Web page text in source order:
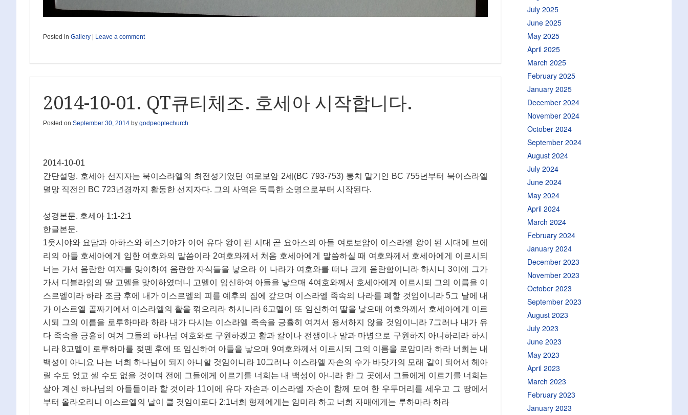
Posted in Gallery | Leave a comment
2014-10-01. QT큐티체조. 호세아 시작합니다.
Posted on September 30, 2014by godpeoplechurch
2014-10-01
간단설명. 호세아 선지자는 북이스라엘의 최전성기였던 여로보암 2세(BC 793-753) 통치 말기인 BC 755년부터 북이스라엘
멸망 직전인 BC 723년경까지 활동한 선지자다. 그의 사역은 독특한 소명으로부터 시작된다.
성경본문. 호세아 1:1-2:1
한글본문.
1웃시야와 요담과 아하스와 히스기야가 이어 유다 왕이 된 시대 곧 요아스의 아들 여로보암이 이스라엘 왕이 된 시대에 브에
리의 아들 호세아에게 임한 여호와의 말씀이라 2여호와께서 처음 호세아에게 말씀하실 때 여호와께서 호세아에게 이르시되
너는 가서 음란한 여자를 맞이하여 음란한 자식들을 낳으라 이 나라가 여호와를 떠나 크게 음란함이니라 하시니 3이에 그가
가서 디블라임의 딸 고멜을 맞이하였더니 고멜이 임신하여 아들을 낳으매 4여호와께서 호세아에게 이르시되 그의 이름을 이
스르엘이라 하라 조금 후에 내가 이스르엘의 피를 예후의 집에 갚으며 이스라엘 족속의 나라를 폐할 것임이니라 5그 날에 내
가 이스르엘 골짜기에서 이스라엘의 활을 꺾으리라 하시니라 6고멜이 또 임신하여 딸을 낳으매 여호와께서 호세아에게 이르
시되 그의 이름을 로루하마라 하라 내가 다시는 이스라엘 족속을 긍휼히 여겨서 용서하지 않을 것임이니라 7그러나 내가 유
다 족속을 긍휼히 여겨 그들의 하나님 여호와로 구원하겠고 활과 칼이나 전쟁이나 말과 마병으로 구원하지 아니하리라 하시
니라 8고멜이 로루하마를 젖뗀 후에 또 임신하여 아들을 낳으매 9여호와께서 이르시되 그의 이름을 로암미라 하라 너희는 내
백성이 아니요 나는 너희 하나님이 되지 아니할 것임이니라 10그러나 이스라엘 자손의 수가 바닷가의 모래 같이 되어서 헤아
릴 수도 없고 셀 수도 없을 것이며 전에 그들에게 이르기를 너희는 내 백성이 아니라 한 그 곳에서 그들에게 이르기를 너희는
살아 계신 하나님의 아들들이라 할 것이라 11이에 유다 자손과 이스라엘 자손이 함께 모여 한 우두머리를 세우고 그 땅에서
부터 올라오리니 이스르엘의 날이 클 것임이로다 2:1너희 형제에게는 암미라 하고 너희 자매에게는 루하마라 하라
July 2025
June 2025
May 2025
April 2025
March 2025
February 2025
January 2025
December 2024
November 2024
October 2024
September 2024
August 2024
July 2024
June 2024
May 2024
April 2024
March 2024
February 2024
January 2024
December 2023
November 2023
October 2023
September 2023
August 2023
July 2023
June 2023
May 2023
April 2023
March 2023
February 2023
January 2023